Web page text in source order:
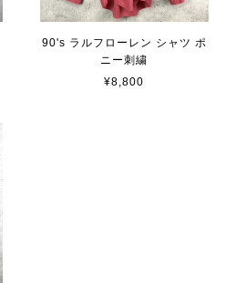
90's ラルフローレン シャツ ポ
ニー刺繍
¥8,800